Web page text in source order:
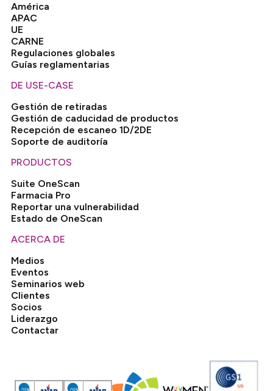
América
APAC
UE
CARNE
Regulaciones globales
Guías reglamentarias
DE USE-CASE
Gestión de retiradas
Gestión de caducidad de productos
Recepción de escaneo 1D/2DE
Soporte de auditoría
PRODUCTOS
Suite OneScan
Farmacia Pro
Reportar una vulnerabilidad
Estado de OneScan
ACERCA DE
Medios
Eventos
Seminarios web
Clientes
Socios
Liderazgo
Contactar